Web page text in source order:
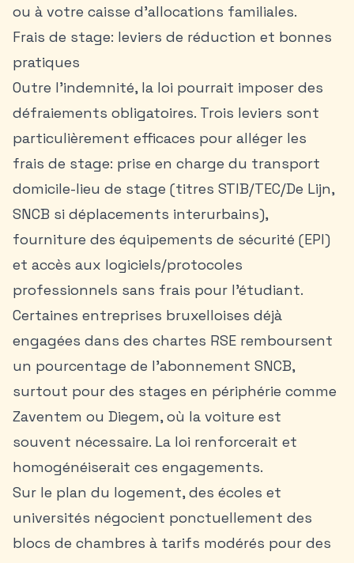
ou à votre caisse d’allocations familiales.
Frais de stage: leviers de réduction et bonnes
pratiques
Outre l’indemnité, la loi pourrait imposer des
défraiements obligatoires. Trois leviers sont
particulièrement efficaces pour alléger les
frais de stage: prise en charge du transport
domicile-lieu de stage (titres STIB/TEC/De Lijn,
SNCB si déplacements interurbains),
fourniture des équipements de sécurité (EPI)
et accès aux logiciels/protocoles
professionnels sans frais pour l’étudiant.
Certaines entreprises bruxelloises déjà
engagées dans des chartes RSE remboursent
un pourcentage de l’abonnement SNCB,
surtout pour des stages en périphérie comme
Zaventem ou Diegem, où la voiture est
souvent nécessaire. La loi renforcerait et
homogénéiserait ces engagements.
Sur le plan du logement, des écoles et
universités négocient ponctuellement des
blocs de chambres à tarifs modérés pour des